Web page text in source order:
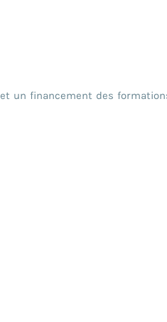
financement des formations